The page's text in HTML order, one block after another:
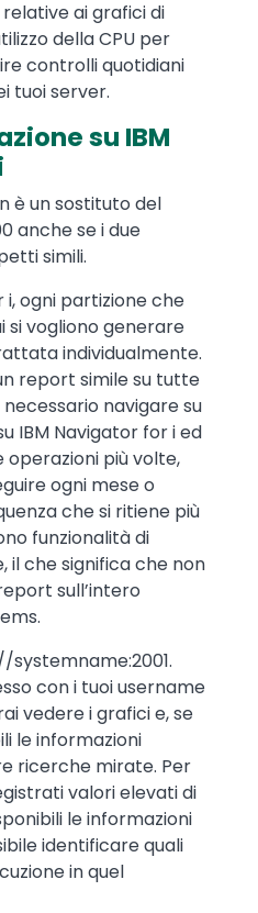
ai grafici di
della CPU per
controlli quotidiani
tuoi server.
su IBM
è un sostituto del
anche se i due
simili.
i, ogni partizione che
si vogliono generare
individualmente.
report simile su tutte
navigare su
IBM Navigator for i ed
operazioni più volte,
ogni mese o
che si ritiene più
funzionalità di
il che significa che non
sull’intero
con i tuoi username
vedere i grafici e, se
le informazioni
ricerche mirate. Per
valori elevati di
le informazioni
identificare quali
in quel